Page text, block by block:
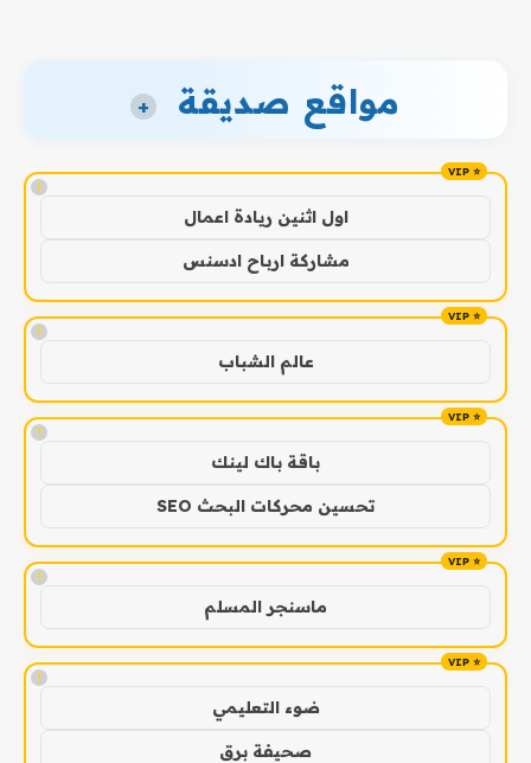
مواقع صديقة +
!
اول اثنين ريادة اعمال
مشاركة ارباح ادسنس
!
عالم الشباب
!
باقة باك لينك
تحسين محركات البحث SEO
!
ماسنجر المسلم
!
ضوء التعليمي
صحيفة برق